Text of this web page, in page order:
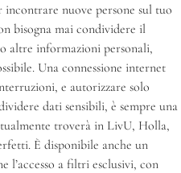
nuove persone sul tuo
bisogna mai condividere il
altre informazioni personali,
Una connessione internet
e autorizzare solo
dati sensibili, è sempre una
troverà in LivU, Holla,
È disponibile anche un
l’accesso a filtri esclusivi, con